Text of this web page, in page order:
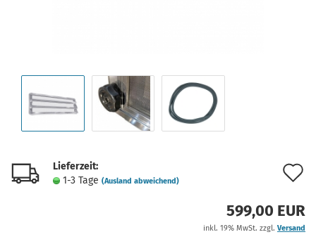
Lieferzeit:
1-3 Tage (Ausland abweichend)
599,00 EUR
inkl. 19% MwSt. zzgl. Versand